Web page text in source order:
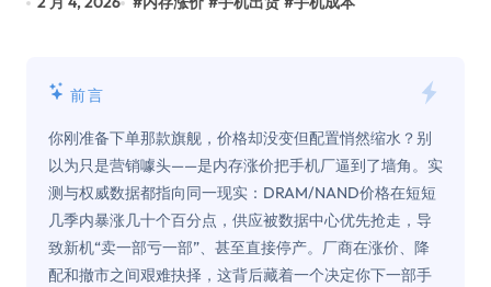
前言
你刚准备下单那款旗舰，价格却没变但配置悄然缩水？别
以为只是营销噱头——是内存涨价把手机厂逼到了墙角。实
测与权威数据都指向同一现实：DRAM/NAND价格在短短
几季内暴涨几十个百分点，供应被数据中心优先抢走，导
致新机“卖一部亏一部”、甚至直接停产。厂商在涨价、降
配和撤市之间艰难抉择，这背后藏着一个决定你下一部手